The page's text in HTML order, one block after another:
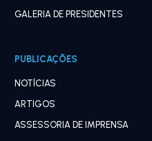
GALERIA DE PRESIDENTES
PUBLICAÇÕES
NOTÍCIAS
ARTIGOS
ASSESSORIA DE IMPRENSA